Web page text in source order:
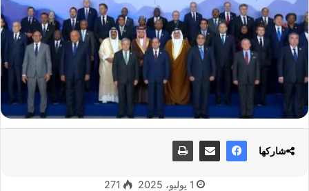
1 يوليو، 2025 271
شاركها